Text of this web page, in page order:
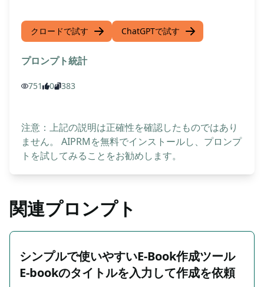
クロードで試す ChatGPTで試す
プロンプト統計
751 0 383
注意：上記の説明は正確性を確認したものではあり
ません。 AIPRMを無料でインストールし、プロンプ
トを試してみることをお勧めします。
関連プロンプト
シンプルで使いやすいE-Book作成ツール
E-bookのタイトルを入力して作成を依頼